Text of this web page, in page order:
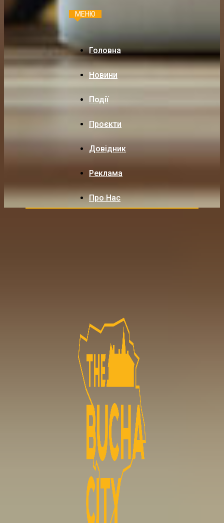
МЕНЮ
Головна
Новини
Події
Проєкти
Довідник
Реклама
Про Нас